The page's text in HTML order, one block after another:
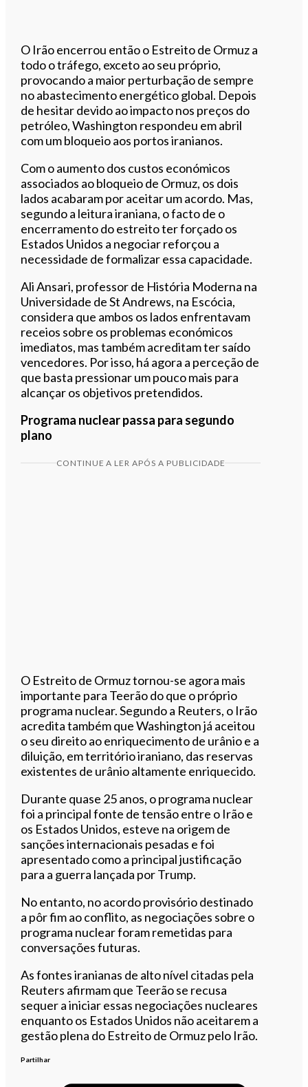
O Irão encerrou então o Estreito de Ormuz a
todo o tráfego, exceto ao seu próprio,
provocando a maior perturbação de sempre
no abastecimento energético global. Depois
de hesitar devido ao impacto nos preços do
petróleo, Washington respondeu em abril
com um bloqueio aos portos iranianos.
Com o aumento dos custos económicos
associados ao bloqueio de Ormuz, os dois
lados acabaram por aceitar um acordo. Mas,
segundo a leitura iraniana, o facto de o
encerramento do estreito ter forçado os
Estados Unidos a negociar reforçou a
necessidade de formalizar essa capacidade.
Ali Ansari, professor de História Moderna na
Universidade de St Andrews, na Escócia,
considera que ambos os lados enfrentavam
receios sobre os problemas económicos
imediatos, mas também acreditam ter saído
vencedores. Por isso, há agora a perceção de
que basta pressionar um pouco mais para
alcançar os objetivos pretendidos.
Programa nuclear passa para segundo
plano
CONTINUE A LER APÓS A PUBLICIDADE
O Estreito de Ormuz tornou-se agora mais
importante para Teerão do que o próprio
programa nuclear. Segundo a Reuters, o Irão
acredita também que Washington já aceitou
o seu direito ao enriquecimento de urânio e a
diluição, em território iraniano, das reservas
existentes de urânio altamente enriquecido.
Durante quase 25 anos, o programa nuclear
foi a principal fonte de tensão entre o Irão e
os Estados Unidos, esteve na origem de
sanções internacionais pesadas e foi
apresentado como a principal justificação
para a guerra lançada por Trump.
No entanto, no acordo provisório destinado
a pôr fim ao conflito, as negociações sobre o
programa nuclear foram remetidas para
conversações futuras.
As fontes iranianas de alto nível citadas pela
Reuters afirmam que Teerão se recusa
sequer a iniciar essas negociações nucleares
enquanto os Estados Unidos não aceitarem a
gestão plena do Estreito de Ormuz pelo Irão.
Partilhar